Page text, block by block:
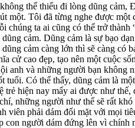
thể thiếu đi lòng dũng cảm,
một. Tôi đã từng nghe được một
chúng ta ai cũng có thể trở
cảm. Dũng cảm là sự bạo
cảm càng lớn thì sẽ càng có
cử cao đẹp, tạo nên một cuộc
anh và những người bạn không
Có thể thấy, dũng cảm là
hiện nay mấy ai được như thế,
những người như thế sẽ rất
viên phải dám đối mặt với mọi
con người dám đứng lên vì chính